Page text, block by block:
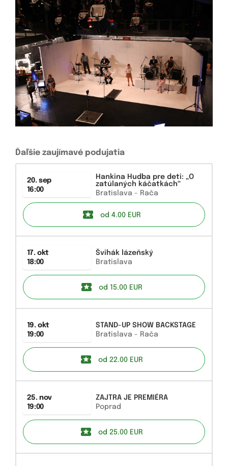
Ďaľšie zaujímavé podujatia
20. sep
16:00
Hankina Hudba pre deti: „O
zatúlaných káčatkách“
Bratislava - Rača
od 4.00 EUR
17. okt
18:00
Švihák lázeňský
Bratislava
od 15.00 EUR
19. okt
19:00
STAND-UP SHOW BACKSTAGE
Bratislava - Rača
od 22.00 EUR
25. nov
19:00
ZAJTRA JE PREMIÉRA
Poprad
od 25.00 EUR